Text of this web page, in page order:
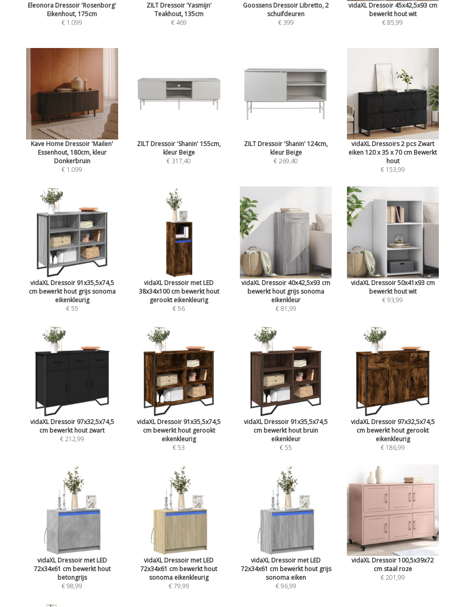
Eleonora Dressoir 'Rosenborg'
Eikenhout, 175cm
€ 1.099
ZILT Dressoir 'Yasmijn'
Teakhout, 135cm
€ 469
Goossens Dressoir Libretto, 2
schuifdeuren
€ 399
vidaXL Dressoir 45x42,5x93 cm
bewerkt hout wit
€ 85,99
Kave Home Dressoir 'Mailen'
Essenhout, 180cm, kleur
Donkerbruin
€ 1.099
ZILT Dressoir 'Shanin' 155cm,
kleur Beige
€ 317,40
ZILT Dressoir 'Shanin' 124cm,
kleur Beige
€ 269,40
vidaXL Dressoirs 2 pcs Zwart
eiken 120 x 35 x 70 cm Bewerkt
hout
€ 153,99
vidaXL Dressoir 91x35,5x74,5
cm bewerkt hout grijs sonoma
eikenkleurig
€ 55
vidaXL Dressoir met LED
38x34x100 cm bewerkt hout
gerookt eikenkleurig
€ 56
vidaXL Dressoir 40x42,5x93 cm
bewerkt hout grijs sonoma
eikenkleur
€ 81,99
vidaXL Dressoir 50x41x93 cm
bewerkt hout wit
€ 93,99
vidaXL Dressoir 97x32,5x74,5
cm bewerkt hout zwart
€ 212,99
vidaXL Dressoir 91x35,5x74,5
cm bewerkt hout gerookt
eikenkleurig
€ 53
vidaXL Dressoir 91x35,5x74,5
cm bewerkt hout bruin
eikenkleur
€ 55
vidaXL Dressoir 97x32,5x74,5
cm bewerkt hout gerookt
eikenkleurig
€ 186,99
vidaXL Dressoir met LED
72x34x61 cm bewerkt hout
betongrijs
€ 98,99
vidaXL Dressoir met LED
72x34x61 cm bewerkt hout
sonoma eikenkleurig
€ 79,99
vidaXL Dressoir met LED
72x34x61 cm bewerkt hout grijs
sonoma eiken
€ 96,99
vidaXL Dressoir 100,5x39x72
cm staal roze
€ 201,99